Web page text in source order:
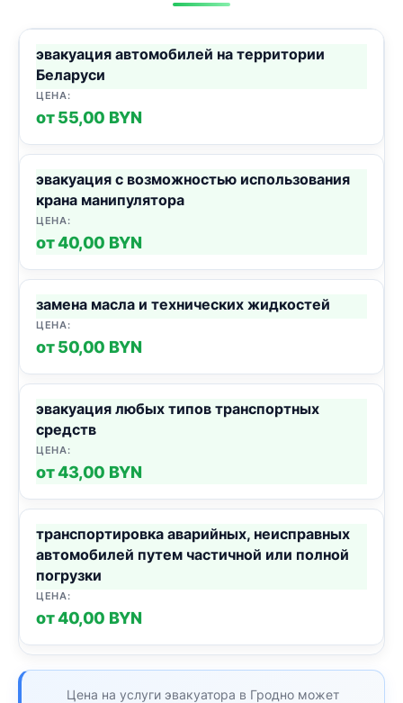
эвакуация автомобилей на территории
Беларуси
от 55,00 BYN
эвакуация с возможностью использования
крана манипулятора
от 40,00 BYN
замена масла и технических жидкостей
от 50,00 BYN
эвакуация любых типов транспортных
средств
от 43,00 BYN
транспортировка аварийных, неисправных
автомобилей путем частичной или полной
погрузки
от 40,00 BYN
Цена на услуги эвакуатора в Гродно может